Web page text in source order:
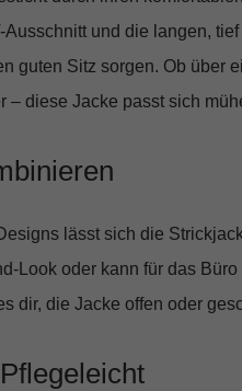
Ausschnittund die langen,
guten Sitz sorgen. Ob über
– diese Jacke passt sich
lässt sich die
Look oder kann für das
dir, die Jacke offen oder